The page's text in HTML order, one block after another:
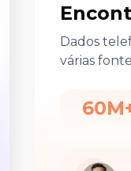
Dados
várias